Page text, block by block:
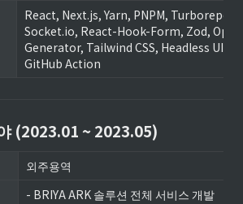
React, Next.js, Yarn, PNPM, Turborepo,
Socket.io, React-Hook-Form, Zod,
Generator, Tailwind CSS, Headless UI,
GitHub Action
(2023.01 ~ 2023.05)
외주용역
- BRIYA ARK 솔루션 전체 서비스 개발